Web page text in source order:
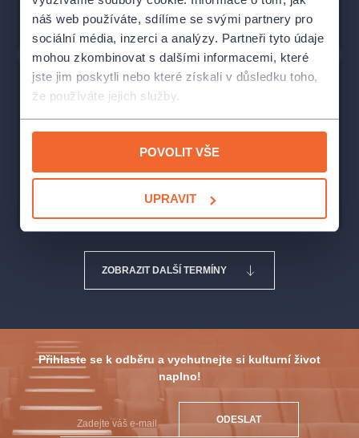
náš web používáte, sdílíme se svými partnery pro
sociální média, inzerci a analýzy. Partneři tyto údaje
mohou zkombinovat s dalšími informacemi, které
jste jim poskytli nebo které získali v důsledku toho,
že používáte jejich služby.
POVOLIT VŠE
UPRAVIT
KOUPIT VSTUPENKY
Pondelok 14.12.2026
Praha
ZOBRAZIT DALŠÍ TERMÍNY
Přihlaste se k odběru a vychutnejte si kulturní život
naplno!
ODESLAT